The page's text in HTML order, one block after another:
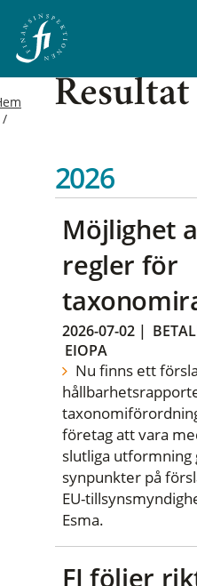
Resultat
2026
Möjlighet
regler för
2026-07-02 |
EIOPA
Nu finns ett
företag att vara
slutliga utformning
synpunkter på
EU-
Esma.
FI följer